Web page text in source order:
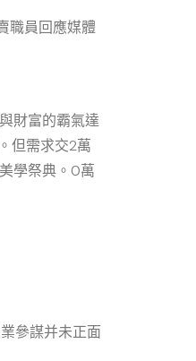
職員回應媒體
財富的霸氣達
但需求交2萬
學祭典。0萬
參謀并未正面